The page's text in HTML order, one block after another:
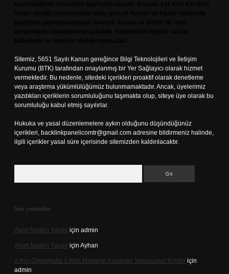
Sitemiz, 5651 Sayılı Kanun gereğince Bilgi Teknolojileri ve İletişim
Kurumu (BTK) tarafından onaylanmış bir Yer Sağlayıcı olarak hizmet
vermektedir. Bu nedenle, sitedeki içerikleri proaktif olarak denetleme
veya araştırma yükümlülüğümüz bulunmamaktadır. Ancak, üyelerimiz
yazdıkları içeriklerin sorumluluğunu taşımakta olup, siteye üye olarak bu
sorumluluğu kabul etmiş sayılırlar.
Hukuka ve yasal düzenlemelere aykırı olduğunu düşündüğünüz
içerikleri, backlinkpanelicomtr@gmail.com adresine bildirmeniz halinde,
ilgili içerikler yasal süre içerisinde sitemizden kaldırılacaktır.
Son yorumlar
Akort Neden Yapılır için admin
Akort Neden Yapılır için Ayhan
3 Ayrı Olimpiyatta 3 Altın Madalya Kazanan Sporcumuz Kimdir için
admin